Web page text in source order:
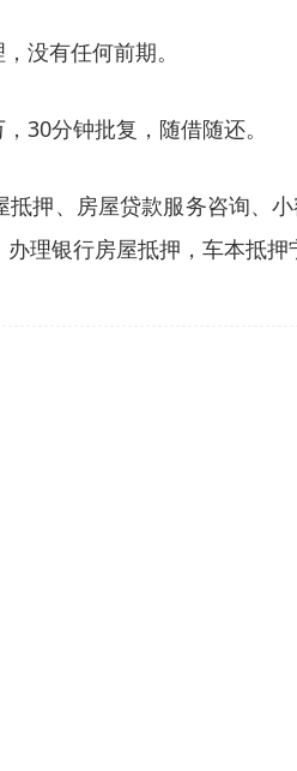
没有任何前期。
30分钟批复，随借随还。
押、房屋贷款服务咨询、
理银行房屋抵押，车本抵